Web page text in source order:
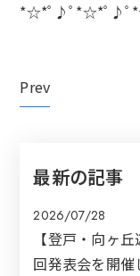
*☆*ﾟ♪ﾟ*☆*ﾟ♪ﾟ
Prev
最新の記事
2026/07/28
【登戸・向ヶ
回発表会を開